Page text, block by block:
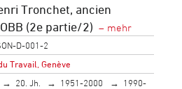
Tronchet, ancien
(2e partie/2)
D-001-2
Travail, Genève
20. Jh. 1951-2000
1990-